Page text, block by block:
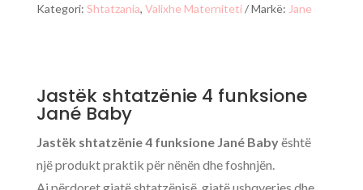
Baby
Kategori: Shtatzania, Valixhe Materniteti Markë: Jane
Jastëk shtatzënie 4 funksione
Jané Baby
Jastëk shtatzënie 4 funksione Jané Babyështë
një produkt praktik për nënën dhe foshnjën.